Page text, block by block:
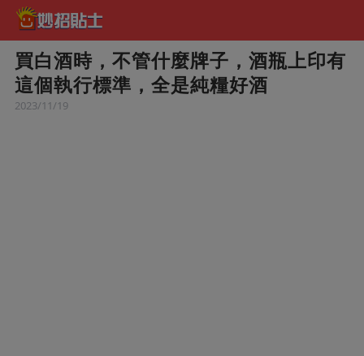
買白酒時，不管什麼牌子，酒瓶上印有
這個執行標準，全是純糧好酒
2023/11/19